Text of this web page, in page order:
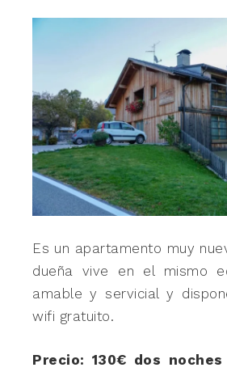
Es un apartamento muy
dueña vive en el mismo
amable y servicial y
wifi gratuito.
Precio: 130€ dos